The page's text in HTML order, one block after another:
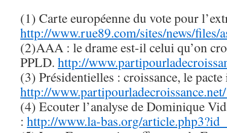
(1) Carte européenne du vote pour
http://www.rue89.com/sites/news/files/
(2)AAA : le drame est-il celui qu’on
PPLD. http://
(3) Présidentielles : croissance, le
http://
(4) Ecouter l’analyse de Dominique
: http://www.la-bas.org/